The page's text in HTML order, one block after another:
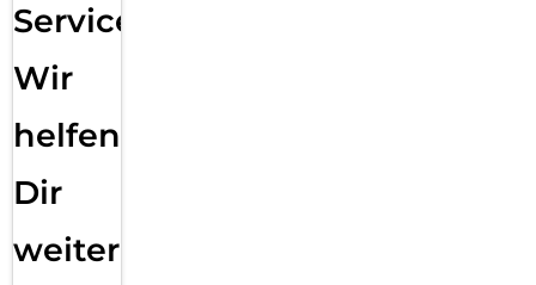
Service:
Wir
helfen
Dir
weiter